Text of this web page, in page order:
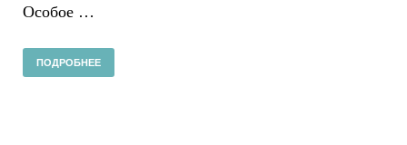
Особое …
ПОДРОБНЕЕ